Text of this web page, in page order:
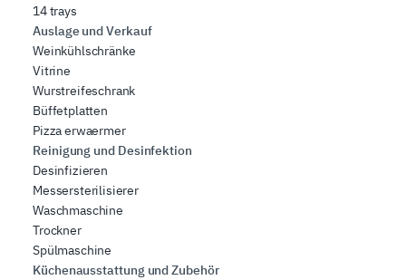
14 trays
Auslage und Verkauf
Weinkühlschränke
Vitrine
Wurstreifeschrank
Büffetplatten
Pizza erwaermer
Reinigung und Desinfektion
Desinfizieren
Messersterilisierer
Waschmaschine
Trockner
Spülmaschine
Küchenausstattung und Zubehör